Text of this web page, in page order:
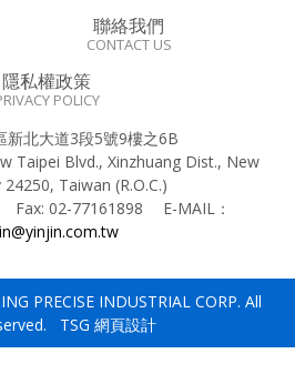
聯絡我們
CONTACT US
隱私權政策
POLICY
新北大道3段5號9樓之6B
Taipei Blvd., Xinzhuang Dist., New
Taiwan (R.O.C.)
Fax: 02-77161898 E-MAIL：
PRECISE INDUSTRIAL CORP. All
TSG 網頁設計